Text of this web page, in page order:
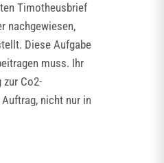
Timotheusbrief
nachgewiesen,
Diese Aufgabe
muss. Ihr
Co2-
nicht nur in